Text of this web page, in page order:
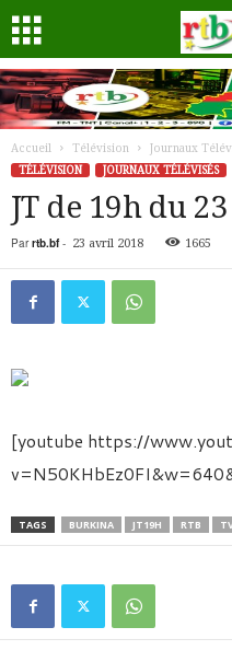
Accueil Télévision Journaux
TÉLÉVISION
JOURNAUX TÉLÉVISÉS
JT de 19h du
Par rtb.bf- 23 avril 2018 1665
[youtube https://
TAGS BURKINA JT19H RTB